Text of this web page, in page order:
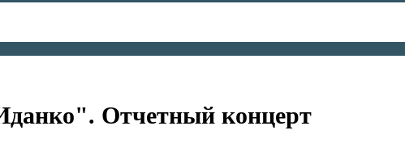
Отчетный концерт